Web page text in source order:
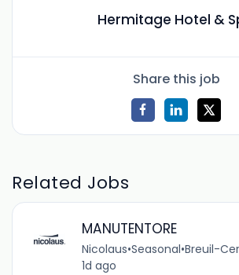
Hermitage Hotel &
Share this job
Related Jobs
MANUTENTORE
Nicolaus•Seasonal•Breuil-
1d ago